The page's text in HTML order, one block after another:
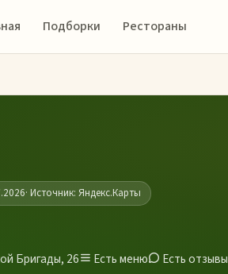
Подборки Рестораны
· Источник: Яндекс.Карты
Бригады, 26 Есть меню Есть отзывы